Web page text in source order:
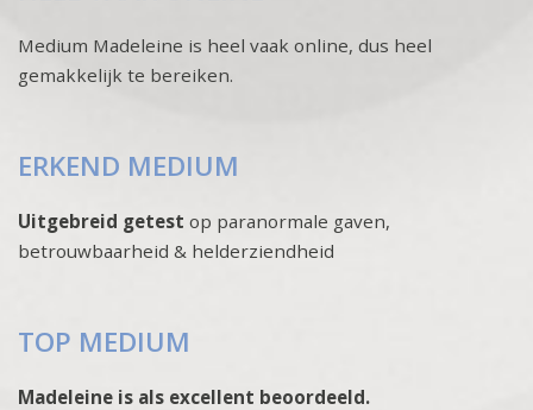
Medium Madeleine is heel vaak online, dus heel
gemakkelijk te bereiken.
ERKEND MEDIUM
Uitgebreid getest op paranormale gaven,
betrouwbaarheid & helderziendheid
TOP MEDIUM
Madeleine is als excellent beoordeeld.